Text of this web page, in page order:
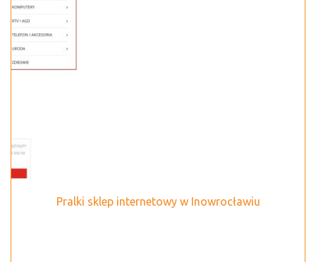
Pralki sklep internetowy w Inowrocławiu